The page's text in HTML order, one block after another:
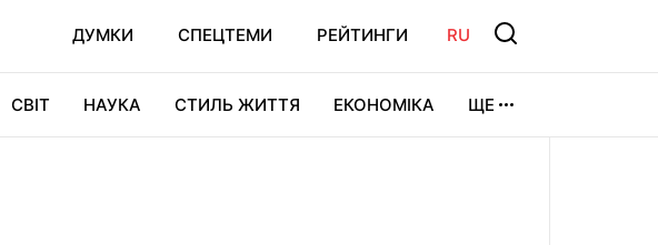
ДУМКИ СПЕЦТЕМИ РЕЙТИНГИ RU
СВІТ НАУКА СТИЛЬ ЖИТТЯ ЕКОНОМІКА ЩЕ